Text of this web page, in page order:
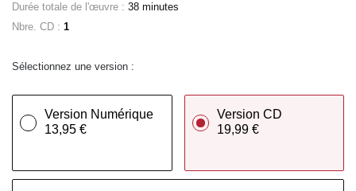
Durée totale de l'œuvre : 38 minutes
Nbre. CD : 1
Sélectionnez une version :
Version Numérique
13,95 €
Version CD
19,99 €